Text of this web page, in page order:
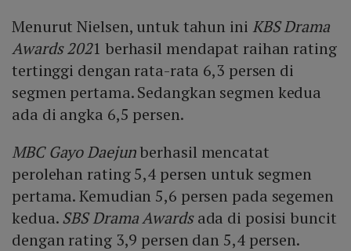
Menurut Nielsen, untuk tahun ini KBS Drama
Awards 2021 berhasil mendapat raihan rating
tertinggi dengan rata-rata 6,3 persen di
segmen pertama. Sedangkan segmen kedua
ada di angka 6,5 persen.
MBC Gayo Daejunberhasil mencatat
perolehan rating 5,4 persen untuk segmen
pertama. Kemudian 5,6 persen pada segemen
kedua.SBS Drama Awardsada di posisi buncit
dengan rating 3,9 persen dan 5,4 persen.